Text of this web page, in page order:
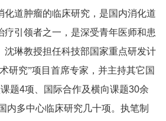
化道肿瘤的临床研究，是国内消化道
疗引领者之一，是深受青年医师和患
沈琳教授担任科技部国家重点研发计
研究”项目首席专家，并主持其它国
题4项、国际合作及横向课题30余
内多中心临床研究几十项。执笔制